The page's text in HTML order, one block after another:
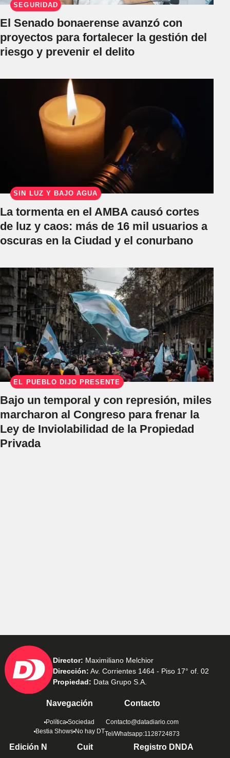
SEGURIDAD
El Senado bonaerense avanzó con
proyectos para fortalecer la gestión del
riesgo y prevenir el delito
SIN LUZ Y BAJO AGUA
La tormenta en el AMBA causó cortes
de luz y caos: más de 16 mil usuarios a
oscuras en la Ciudad y el conurbano
EL PUEBLO DIJO PRESENTE
Bajo un temporal y con represión, miles
marcharon al Congreso para frenar la
Ley de Inviolabilidad de la Propiedad
Privada
Director: Maximiliano Melchior
Dirección: Av. Corrientes 1464 - Piso 17° of. 02
Propiedad: Data Grupo S.A.
Navegación
Política Sociedad
Bestia Shows No hay DT
Contacto
Contacto@datadiario.com
Tel/Whatsapp:1128724873
Edición N Cuit Registro DNDA